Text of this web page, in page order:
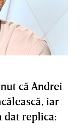
că Andrei
iar
dat replica: